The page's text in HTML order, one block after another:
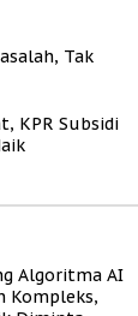
Tak
KPR Subsidi
Algoritma AI
Kompleks,